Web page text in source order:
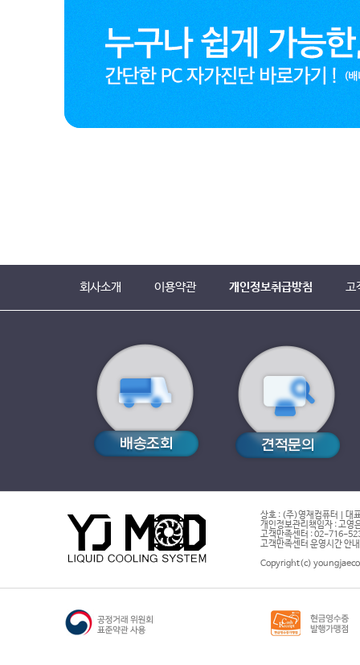
회사소개 이용약관 개인정보취급방침 고
상호 : (주)영재컴퓨터 | 대
개인정보관리책임자 : 고영
고객만족센터 : 02-716-
고객만족센터 운영시간 안
Copyright(c)